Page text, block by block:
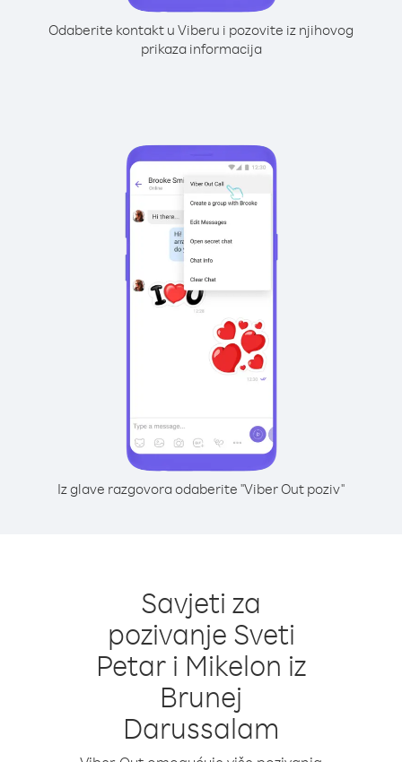
Odaberite kontakt u Viberu i pozovite iz njihovog
prikaza informacija
Iz glave razgovora odaberite "Viber Out poziv"
Savjeti za
pozivanje Sveti
Petar i Mikelon iz
Brunej
Darussalam